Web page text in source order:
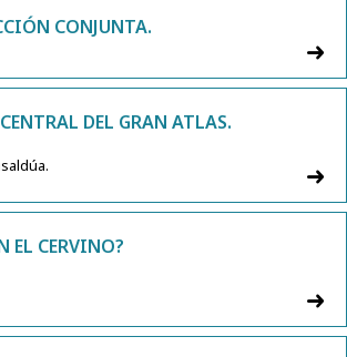
CONJUNTA.
DEL GRAN ATLAS.
EL CERVINO?